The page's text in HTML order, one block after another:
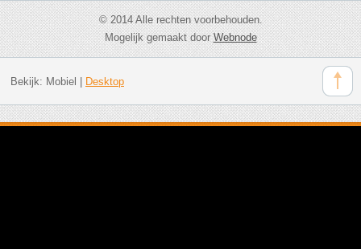
© 2014 Alle rechten voorbehouden.
Mogelijk gemaakt doorWebnode
Bekijk: Mobiel Desktop